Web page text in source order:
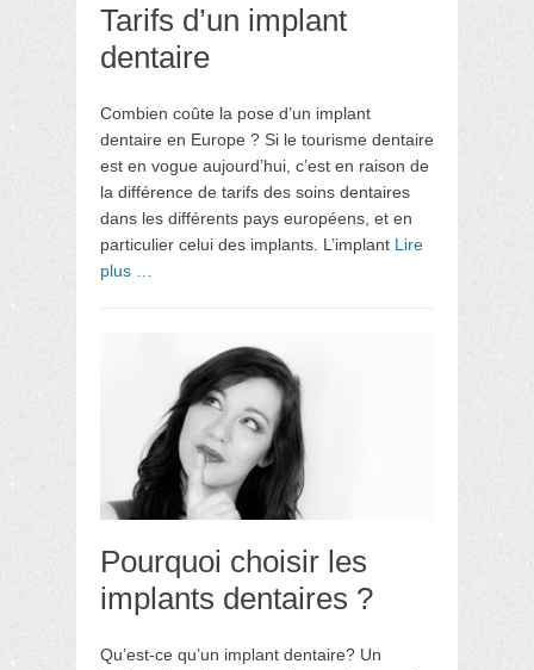
Tarifs d’un implant
dentaire
Combien coûte la pose d’un implant
dentaire en Europe ? Si le tourisme dentaire
est en vogue aujourd’hui, c’est en raison de
la différence de tarifs des soins dentaires
dans les différents pays européens, et en
particulier celui des implants. L’implant Lire
plus …
Pourquoi choisir les
implants dentaires ?
Qu’est-ce qu’un implant dentaire? Un